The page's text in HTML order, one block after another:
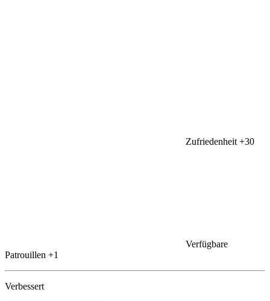
Zufriedenheit +30
Verfügbare
Patrouillen +1
Verbessert